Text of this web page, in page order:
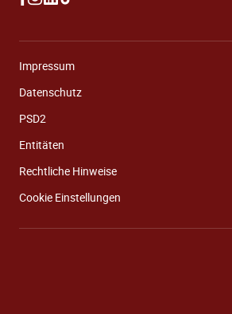
Impressum
Datenschutz
PSD2
Entitäten
Rechtliche Hinweise
Cookie Einstellungen